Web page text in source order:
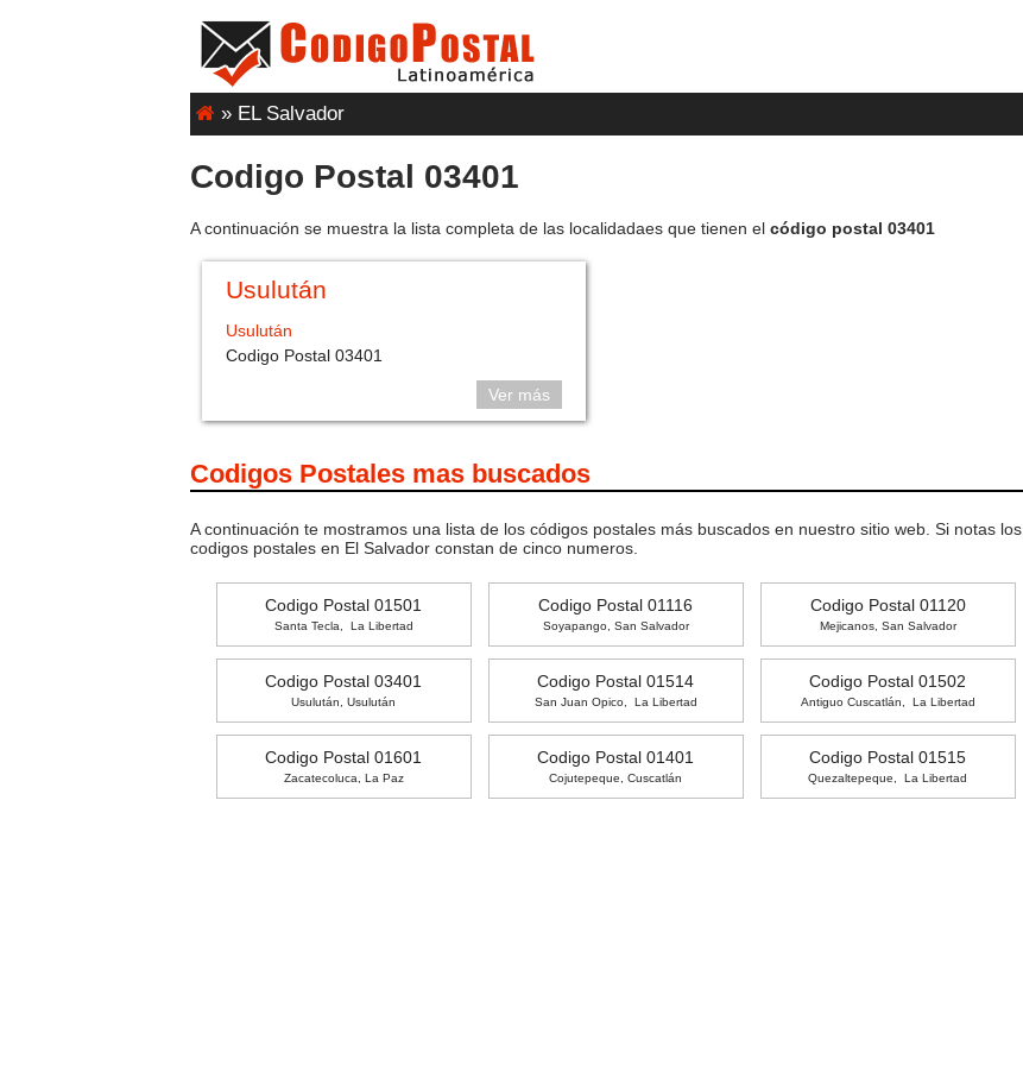
» EL Salvador
Codigo Postal 03401
A continuación se muestra la lista completa de las localidadaes que tienen el código postal 03401
Usulután
Usulután
Codigo Postal 03401
Ver más
Codigos Postales mas buscados
A continuación te mostramos una lista de los códigos postales más buscados en nuestro sitio web. Si notas los
codigos postales en El Salvador constan de cinco numeros.
Codigo Postal 01501
Santa Tecla, La Libertad
Codigo Postal 01116
Soyapango, San Salvador
Codigo Postal 01120
Mejicanos, San Salvador
Codigo Postal 03401
Usulután, Usulután
Codigo Postal 01514
San Juan Opico, La Libertad
Codigo Postal 01502
Antiguo Cuscatlán, La Libertad
Codigo Postal 01601
Zacatecoluca, La Paz
Codigo Postal 01401
Cojutepeque, Cuscatlán
Codigo Postal 01515
Quezaltepeque, La Libertad